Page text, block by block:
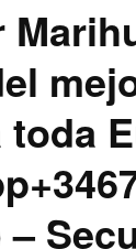
toda